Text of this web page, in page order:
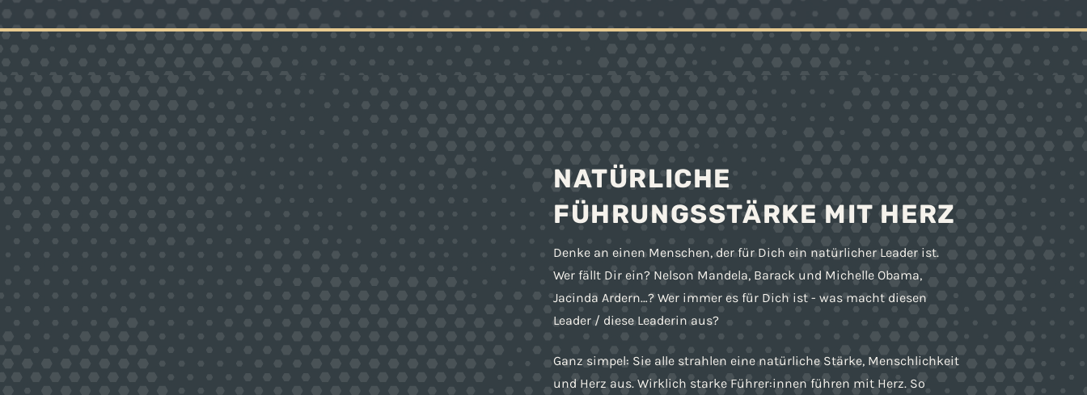
NATÜRLICHE
FÜHRUNGSSTÄRKE MIT HERZ
Denke an einen Menschen, der für Dich ein natürlicher Leader ist.
Wer fällt Dir ein? Nelson Mandela, Barack und Michelle Obama,
Jacinda Ardern…? Wer immer es für Dich ist - was macht diesen
Leader / diese Leaderin aus?
Ganz simpel: Sie alle strahlen eine natürliche Stärke, Menschlichkeit
und Herz aus. Wirklich starke Führer:innen führen mit Herz. So